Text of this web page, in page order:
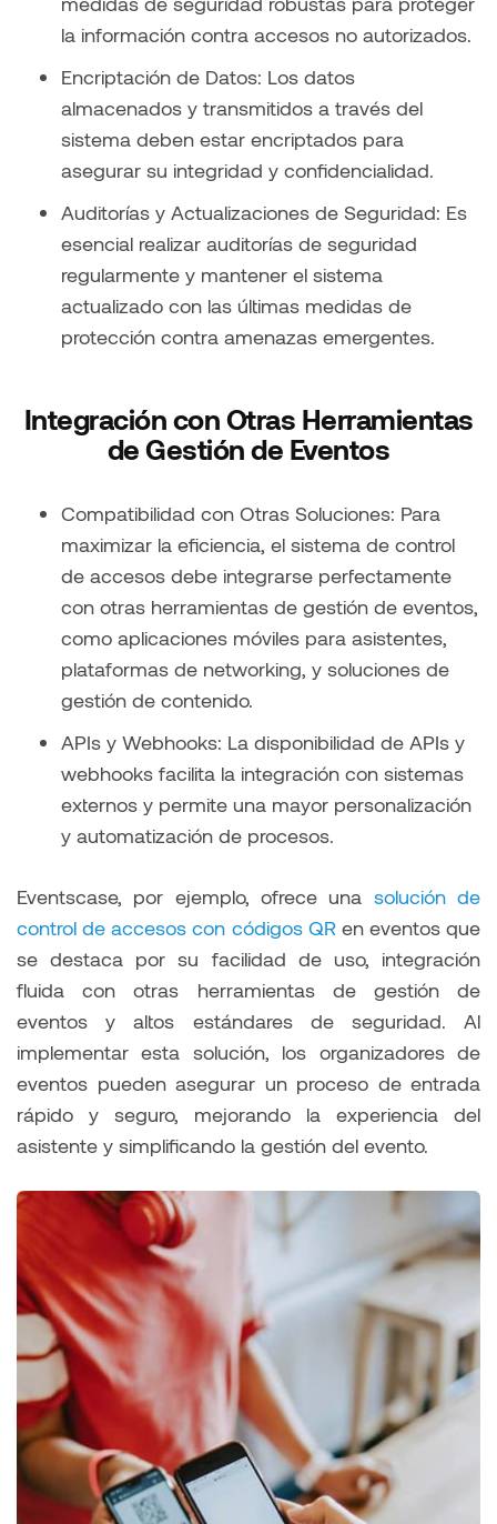
la información contra accesos no autorizados.
Encriptación de Datos: Los datos
almacenados y transmitidos a través del
sistema deben estar encriptados para
asegurar su integridad y confidencialidad.
Auditorías y Actualizaciones de Seguridad: Es
esencial realizar auditorías de seguridad
regularmente y mantener el sistema
actualizado con las últimas medidas de
protección contra amenazas emergentes.
Integración con Otras Herramientas
de Gestión de Eventos
Compatibilidad con Otras Soluciones: Para
maximizar la eficiencia, el sistema de control
de accesos debe integrarse perfectamente
con otras herramientas de gestión de eventos,
como aplicaciones móviles para asistentes,
plataformas de networking, y soluciones de
gestión de contenido.
APIs y Webhooks: La disponibilidad de APIs y
webhooks facilita la integración con sistemas
externos y permite una mayor personalización
y automatización de procesos.
Eventscase, por ejemplo, ofrece una solución de
control de accesos con códigos QRen eventos que
se destaca por su facilidad de uso, integración
fluida con otras herramientas de gestión de
eventos y altos estándares de seguridad. Al
implementar esta solución, los organizadores de
eventos pueden asegurar un proceso de entrada
rápido y seguro, mejorando la experiencia del
asistente y simplificando la gestión del evento.